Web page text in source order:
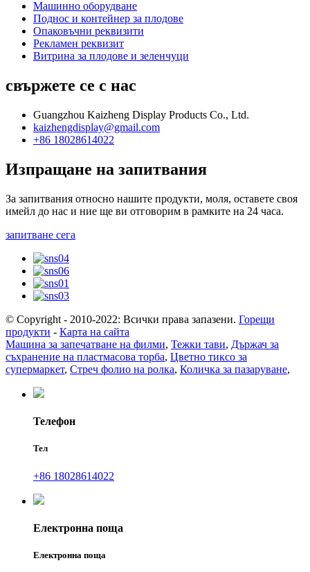
Машинно оборудване
Поднос и контейнер за плодове
Опаковъчни реквизити
Рекламен реквизит
Витрина за плодове и зеленчуци
свържете се с нас
Guangzhou Kaizheng Display Products Co., Ltd.
kaizhengdisplay@gmail.com
+86 18028614022
Изпращане на запитвания
За запитвания относно нашите продукти, моля, оставете своя
имейл до нас и ние ще ви отговорим в рамките на 24 часа.
запитване сега
© Copyright - 2010-2022: Всички права запазени. Горещи
продукти - Карта на сайта
Машина за запечатване на филми, Тежки тави, Държач за
съхранение на пластмасова торба, Цветно тиксо за
супермаркет, Стреч фолио на ролка, Количка за пазаруване,
Телефон
Тел
+86 18028614022
Електронна поща
Електронна поща